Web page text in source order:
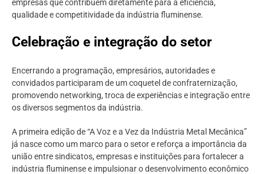
empresas que contribuem diretamente para a eficiência,
qualidade e competitividade da indústria fluminense.
Celebração e integração do setor
Encerrando a programação, empresários, autoridades e
convidados participaram de um coquetel de confraternização,
promovendo networking, troca de experiências e integração entre
os diversos segmentos da indústria.
A primeira edição de “A Voz e a Vez da Indústria Metal Mecânica”
já nasce como um marco para o setor e reforça a importância da
união entre sindicatos, empresas e instituições para fortalecer a
indústria fluminense e impulsionar o desenvolvimento econômico